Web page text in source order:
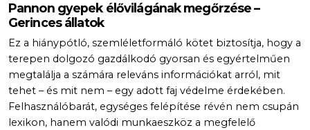
Pannon gyepek élővilágának megőrzése –
Gerinces állatok
Ez a hiánypótló, szemléletformáló kötet biztosítja, hogy a
terepen dolgozó gazdálkodó gyorsan és egyértelműen
megtalálja a számára releváns információkat arról, mit
tehet – és mit nem – egy adott faj védelme érdekében.
Felhasználóbarát, egységes felépítése révén nem csupán
lexikon, hanem valódi munkaeszköz a megfelelő